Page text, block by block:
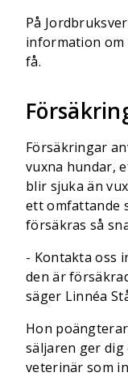
På
information om
få.
Försäkringar
vuxna hundar,
blir sjuka än
ett omfattande
försäkras så
- Kontakta oss
den är
säger Linnéa
Hon
säljaren ger
veterinär som